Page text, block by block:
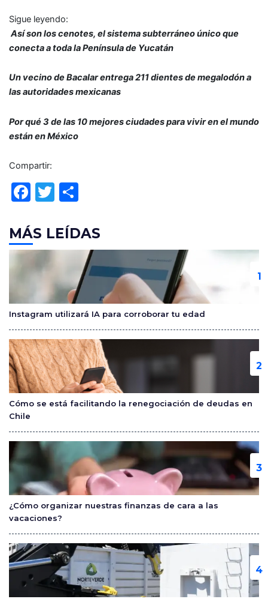
Sigue leyendo:
Así son los cenotes, el sistema subterráneo único que
conecta a toda la Península de Yucatán
Un vecino de Bacalar entrega 211 dientes de megalodón a
las autoridades mexicanas
Por qué 3 de las 10 mejores ciudades para vivir en el mundo
están en México
Compartir:
F
c
e
b
o
k
T
itt
er
m
p
ar
tir
MÁS LEÍDAS
Instagram utilizará IA para corroborar tu edad
Cómo se está facilitando la renegociación de deudas en
Chile
¿Cómo organizar nuestras finanzas de cara a las
vacaciones?